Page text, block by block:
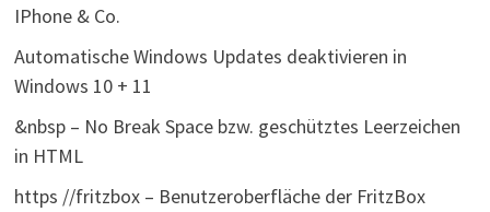
IPhone & Co.
Automatische Windows Updates deaktivieren in
Windows 10 + 11
&nbsp – No Break Space bzw. geschütztes Leerzeichen
in HTML
https //fritzbox – Benutzeroberfläche der FritzBox